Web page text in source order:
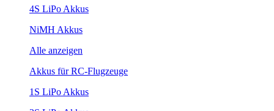
4S LiPo Akkus
NiMH Akkus
Alle anzeigen
Akkus für RC-Flugzeuge
1S LiPo Akkus